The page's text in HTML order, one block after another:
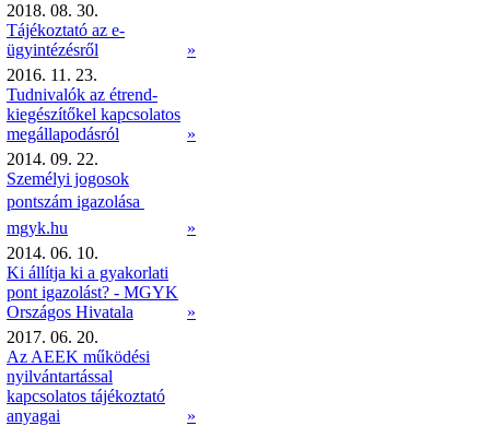
2018. 08. 30.
Tájékoztató az e-
ügyintézésről
»
2016. 11. 23.
Tudnivalók az étrend-
kiegészítőkel kapcsolatos
megállapodásról
»
2014. 09. 22.
Személyi jogosok
pontszám igazolása 
mgyk.hu
»
2014. 06. 10.
Ki állítja ki a gyakorlati
pont igazolást? - MGYK
Országos Hivatala
»
2017. 06. 20.
Az AEEK működési
nyilvántartással
kapcsolatos tájékoztató
anyagai
»